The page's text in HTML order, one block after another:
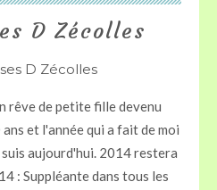
D Zécolles
rêve de petite fille devenu
et l'année qui a fait de moi
suis aujourd'hui. 2014 restera
: Suppléante dans tous les